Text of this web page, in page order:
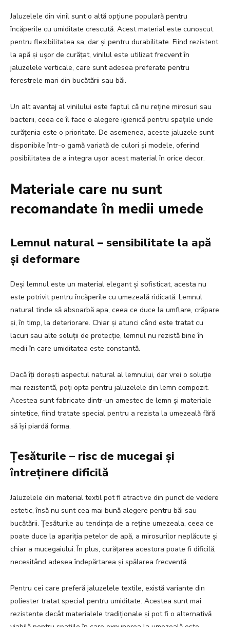
Jaluzelele din vinil sunt o altă opțiune populară pentru
încăperile cu umiditate crescută. Acest material este cunoscut
pentru flexibilitatea sa, dar și pentru durabilitate. Fiind rezistent
la apă și ușor de curățat, vinilul este utilizat frecvent în
jaluzelele verticale, care sunt adesea preferate pentru
ferestrele mari din bucătării sau băi.
Un alt avantaj al vinilului este faptul că nu reține mirosuri sau
bacterii, ceea ce îl face o alegere igienică pentru spațiile unde
curățenia este o prioritate. De asemenea, aceste jaluzele sunt
disponibile într-o gamă variată de culori și modele, oferind
posibilitatea de a integra ușor acest material în orice decor.
Materiale care nu sunt
recomandate în medii umede
Lemnul natural – sensibilitate la apă
și deformare
Deși lemnul este un material elegant și sofisticat, acesta nu
este potrivit pentru încăperile cu umezeală ridicată. Lemnul
natural tinde să absoarbă apa, ceea ce duce la umflare, crăpare
și, în timp, la deteriorare. Chiar și atunci când este tratat cu
lacuri sau alte soluții de protecție, lemnul nu rezistă bine în
medii în care umiditatea este constantă.
Dacă îți dorești aspectul natural al lemnului, dar vrei o soluție
mai rezistentă, poți opta pentru jaluzelele din lemn compozit.
Acestea sunt fabricate dintr-un amestec de lemn și materiale
sintetice, fiind tratate special pentru a rezista la umezeală fără
să își piardă forma.
Țesăturile – risc de mucegai și
întreținere dificilă
Jaluzelele din material textil pot fi atractive din punct de vedere
estetic, însă nu sunt cea mai bună alegere pentru băi sau
bucătării. Țesăturile au tendința de a reține umezeala, ceea ce
poate duce la apariția petelor de apă, a mirosurilor neplăcute și
chiar a mucegaiului. În plus, curățarea acestora poate fi dificilă,
necesitând adesea îndepărtarea și spălarea frecventă.
Pentru cei care preferă jaluzelele textile, există variante din
poliester tratat special pentru umiditate. Acestea sunt mai
rezistente decât materialele tradiționale și pot fi o alternativă